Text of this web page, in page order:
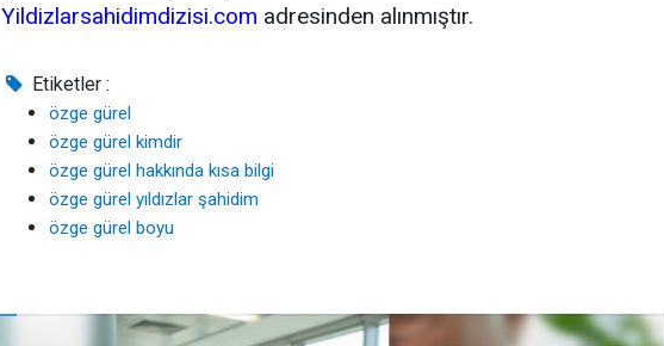
Yildizlarsahidimdizisi.com adresinden alınmıştır.
Etiketler :
özge gürel
özge gürel kimdir
özge gürel hakkında kısa bilgi
özge gürel yıldızlar şahidim
özge gürel boyu